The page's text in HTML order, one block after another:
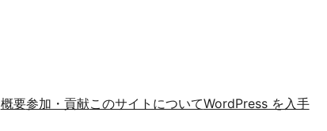
概要参加・貢献このサイトについてWordPress を入手